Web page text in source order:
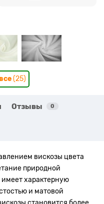
(25)
Отзывы 0
вискозы цвета
природной
характерную
и матовой